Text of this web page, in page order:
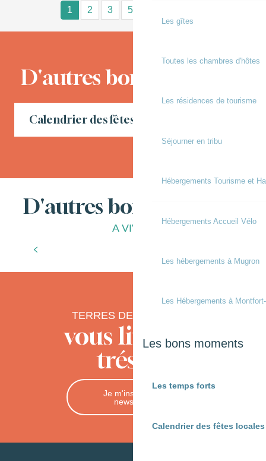
Les gîtes
Toutes les chambres d'hôtes
Les résidences de tourisme
Séjourner en tribu
Hébergements Tourisme et
Hébergements Accueil Vélo
Les hébergements à Mugron
Les Hébergements à
Les bons moments
Les temps forts
Calendrier des fêtes
1 2 3 5+
D'autres bons moments
Calendrier des fêtes locales en Chalosse
D'autres bonnes choses
A VIVRE
L’office de tourisme
TERRES DE CHALOSSE
vous livre ses
trésors
Je m'inscris à la
newsletter